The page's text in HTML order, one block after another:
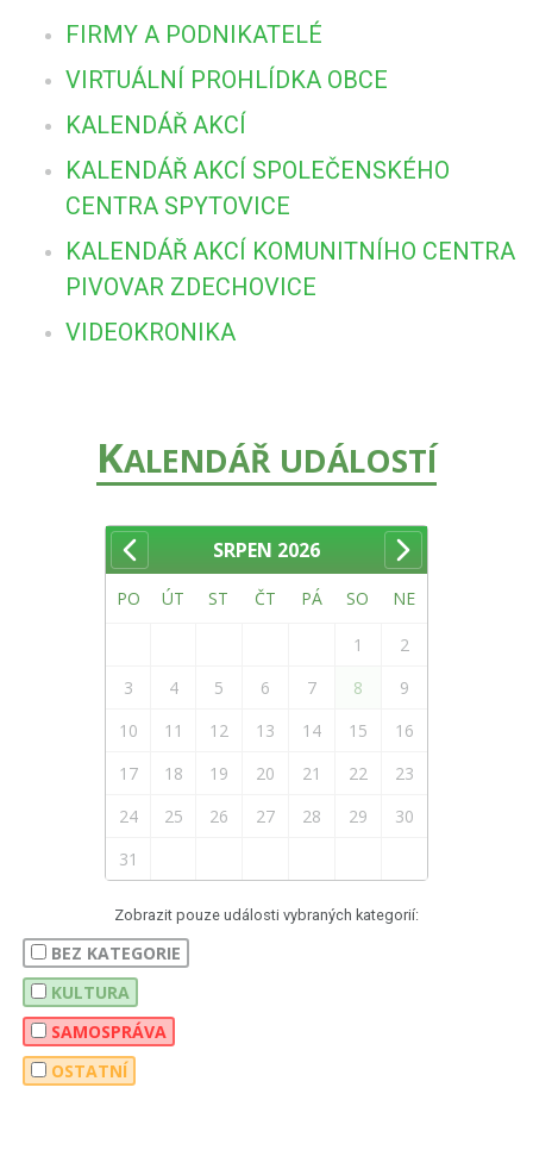
FIRMY A PODNIKATELÉ
VIRTUÁLNÍ PROHLÍDKA OBCE
KALENDÁŘ AKCÍ
KALENDÁŘ AKCÍ SPOLEČENSKÉHO
CENTRA SPYTOVICE
KALENDÁŘ AKCÍ KOMUNITNÍHO CENTRA
PIVOVAR ZDECHOVICE
VIDEOKRONIKA
KALENDÁŘ UDÁLOSTÍ
SRPEN 2026
PO ÚT ST ČT PÁ SO NE
1
2
3
4 5 6 7 8
9
10
11 12 13 14 15
16
17
18 19 20 21 22
23
24
25 26 27 28 29
30
31
Zobrazit pouze události vybraných kategorií:
BEZ KATEGORIE
KULTURA
SAMOSPRÁVA
OSTATNÍ